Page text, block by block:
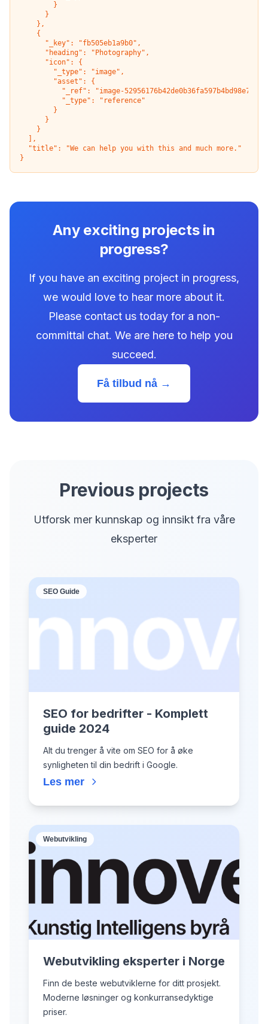
        }
      }
    },
    {
      "_key": "fb505eb1a9b0",
      "heading": "Photography",
      "icon": {
        "_type": "image",
        "asset": {
"_ref": "image-
          "_type": "reference"
        }
      }
    }
  ],
  "title": "We can help you with this and much more."
}
Any exciting projects in
progress?
If you have an exciting project in progress,
we would love to hear more about it.
Please contact us today for a non-
committal chat. We are here to help you
succeed.
Få tilbud nå →
Previous projects
Utforsk mer kunnskap og innsikt fra våre
eksperter
SEO Guide
SEO for bedrifter - Komplett
guide 2024
Alt du trenger å vite om SEO for å øke
synligheten til din bedrift i Google.
Les mer
Webutvikling
Webutvikling eksperter i Norge
Finn de beste webutviklerne for ditt prosjekt.
Moderne løsninger og konkurransedyktige
priser.